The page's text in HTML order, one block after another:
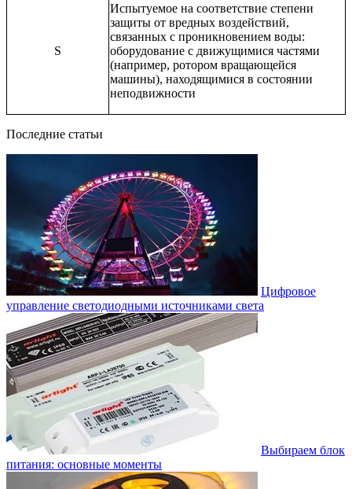
S
Испытуемое на соответствие степени
защиты от вредных воздействий,
связанных с проникновением воды:
оборудование с движущимися частями
(например, ротором вращающейся
машины), находящимися в состоянии
неподвижности
Последние статьи
Цифровое
управление светодиодными источниками света
Выбираем блок
питания: основные моменты